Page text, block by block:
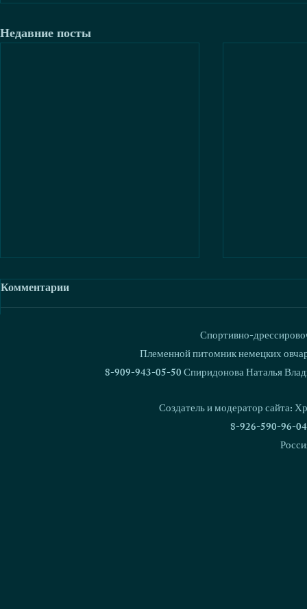
Недавние посты
Комментарии
Спортивно-
Племенной питомник немецких
8-909-943-05-50 Спиридонова Наталья
Создатель и модератор сайта:
8-926-590-96-